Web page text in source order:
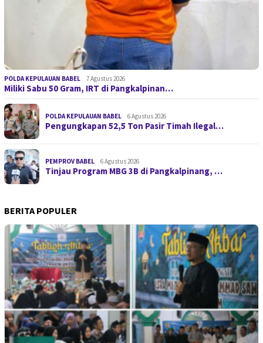
POLDA KEPULAUAN BABEL 7 Agustus 2026
Miliki Sabu 50 Gram, IRT di Pangkalpinan…
POLDA KEPULAUAN BABEL 6 Agustus 2026
Pengungkapan 52,5 Ton Pasir Timah Ilegal…
PEMPROV BABEL 6 Agustus 2026
Tinjau Program MBG 3B di Pangkalpinang, …
BERITA POPULER